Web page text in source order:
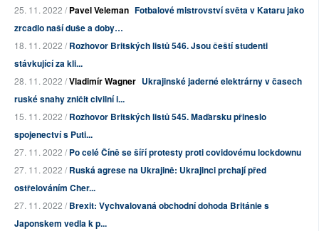
25. 11. 2022 /Pavel Veleman Fotbalové mistrovství světa v Kataru jako
zrcadlo naší duše a doby…
18. 11. 2022 /Rozhovor Britských listů 546. Jsou čeští studenti
stávkující za kli...
28. 11. 2022 /Vladimír Wagner Ukrajinské jaderné elektrárny v časech
ruské snahy zničit civilní i...
15. 11. 2022 /Rozhovor Britských listů 545. Maďarsku přineslo
spojenectví s Puti...
27. 11. 2022 /Po celé Číně se šíří protesty proti covidovému lockdownu
27. 11. 2022 /Ruská agrese na Ukrajině: Ukrajinci prchají před
ostřelováním Cher...
27. 11. 2022 /Brexit: Vychvalovaná obchodní dohoda Británie s
Japonskem vedla k p...